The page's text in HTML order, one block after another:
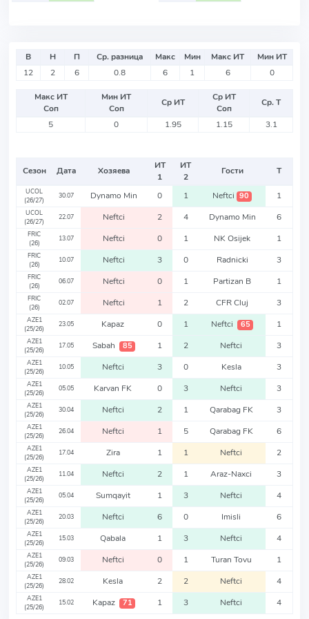
В Н П Ср. разница Макс Мин Макс ИТ
Мин ИТ
12
2 6 0.8 6 1 6 0
Макс ИТ
Соп
Мин ИТ
Соп
Ср ИТ
Ср ИТ
Соп
Ср. Т
5
0 1.95 1.15 3.1
Сезон Дата Хозяева
ИТ
1
ИТ
2
Гости Т
UCOL
(26/27)
30.07 Dynamo Min 0 1 Neftci 90 1
UCOL
(26/27)
22.07 Neftci 2 4 Dynamo Min 6
FRIC
(26)
13.07 Neftci 0 1 NK Osijek 1
FRIC
(26)
10.07 Neftci 3 0 Radnicki 3
FRIC
(26)
06.07 Neftci 0 1 Partizan B 1
FRIC
(26)
02.07 Neftci 1 2 CFR Cluj 3
AZE1
(25/26)
23.05 Kapaz 0 1 Neftci 65 1
AZE1
(25/26)
17.05 Sabah 85 1 2 Neftci 3
AZE1
(25/26)
10.05 Neftci 3 0 Kesla 3
AZE1
(25/26)
05.05 Karvan FK 0 3 Neftci 3
AZE1
(25/26)
30.04 Neftci 2 1 Qarabag FK 3
AZE1
(25/26)
26.04 Neftci 1 5 Qarabag FK 6
AZE1
(25/26)
17.04 Zira 1 1 Neftci 2
AZE1
(25/26)
11.04 Neftci 2 1 Araz-Naxci 3
AZE1
(25/26)
05.04 Sumqayit 1 3 Neftci 4
AZE1
(25/26)
20.03 Neftci 6 0 Imisli 6
AZE1
(25/26)
15.03 Qabala 1 3 Neftci 4
AZE1
(25/26)
09.03 Neftci 0 1 Turan Tovu 1
AZE1
(25/26)
28.02 Kesla 2 2 Neftci 4
AZE1
(25/26)
15.02 Kapaz 71 1 3 Neftci 4